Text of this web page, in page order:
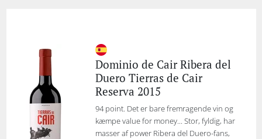
Dominio de Cair Ribera del
Duero Tierras de Cair
Reserva 2015
94 point. Det er bare fremragende vin og
kæmpe value for money... Stor, fyldig, har
masser af power Ribera del Duero-fans,